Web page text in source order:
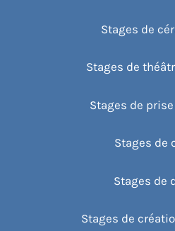
Stages de
Stages de
Stages de
Stages de
Stages de
Stages de